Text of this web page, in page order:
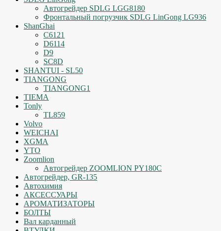
Автогрейдер SDLG LGG8180
Фронтальный погрузчик SDLG LinGong LG936
ShanGhai
C6121
D6114
D9
SC8D
SHANTUI - SL50
TIANGONG
TIANGONG1
TIEMA
Tonly
TL859
Volvo
WEICHAI
XGMA
YTO
Zoomlion
Автогрейдер ZOOMLION PY180C
Автогрейдер, GR-135
Автохимия
АКСЕССУАРЫ
АРОМАТИЗАТОРЫ
БОЛТЫ
Вал карданный